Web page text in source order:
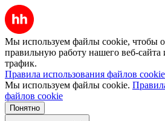
Мы используем файлы cookie, чтобы
правильную работу нашего веб-сайта
трафик.
Правила использования файлов cookie
Мы используем файлы cookie.
файлов cookie
Понятно